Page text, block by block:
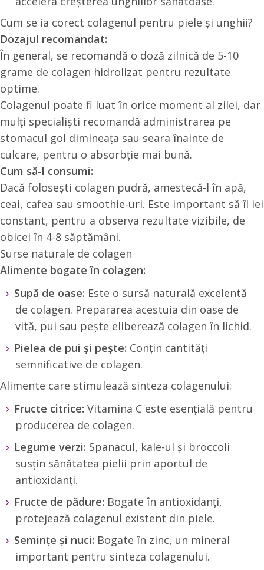
Cum se ia corect colagenul pentru piele și unghii?
Dozajul recomandat:
În general, se recomandă o doză zilnică de 5-10
grame de colagen hidrolizat pentru rezultate
optime.
Colagenul poate fi luat în orice moment al zilei, dar
mulți specialiști recomandă administrarea pe
stomacul gol dimineața sau seara înainte de
culcare, pentru o absorbție mai bună.
Cum să-l consumi:
Dacă folosești colagen pudră, amestecă-l în apă,
ceai, cafea sau smoothie-uri. Este important să îl iei
constant, pentru a observa rezultate vizibile, de
obicei în 4-8 săptămâni.
Surse naturale de colagen
Alimente bogate în colagen:
Supă de oase: Este o sursă naturală excelentă
de colagen. Prepararea acestuia din oase de
vită, pui sau pește eliberează colagen în lichid.
Pielea de pui și pește: Conțin cantități
semnificative de colagen.
Alimente care stimulează sinteza colagenului:
Fructe citrice: Vitamina C este esențială pentru
producerea de colagen.
Legume verzi: Spanacul, kale-ul și broccoli
susțin sănătatea pielii prin aportul de
antioxidanți.
Fructe de pădure: Bogate în antioxidanți,
protejează colagenul existent din piele.
Semințe și nuci: Bogate în zinc, un mineral
important pentru sinteza colagenului.